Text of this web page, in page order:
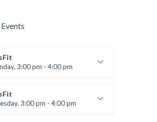
3:00 pm - 4:00 pm
3:00 pm - 4:00 pm